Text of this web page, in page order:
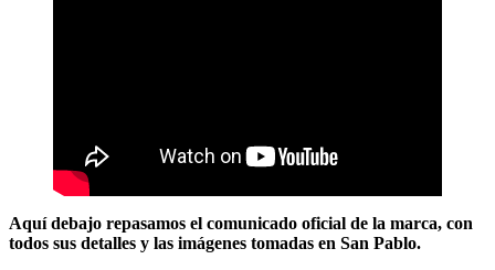
Aquí debajo repasamos el comunicado oficial de la marca, con
todos sus detalles y las imágenes tomadas en San Pablo.